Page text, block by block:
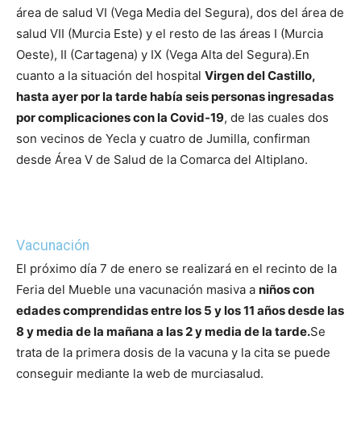
área de salud VI (Vega Media del Segura), dos del área de
salud VII (Murcia Este) y el resto de las áreas I (Murcia
Oeste), II (Cartagena) y IX (Vega Alta del Segura).En
cuanto a la situación del hospital Virgen del Castillo,
hasta ayer por la tarde había seis personas ingresadas
por complicaciones con la Covid-19, de las cuales dos
son vecinos de Yecla y cuatro de Jumilla, confirman
desde Área V de Salud de la Comarca del Altiplano.
Vacunación
El próximo día 7 de enero se realizará en el recinto de la
Feria del Mueble una vacunación masiva a niños con
edades comprendidas entre los 5 y los 11 años desde las
8 y media de la mañana a las 2 y media de la tarde.Se
trata de la primera dosis de la vacuna y la cita se puede
conseguir mediante la web de murciasalud.